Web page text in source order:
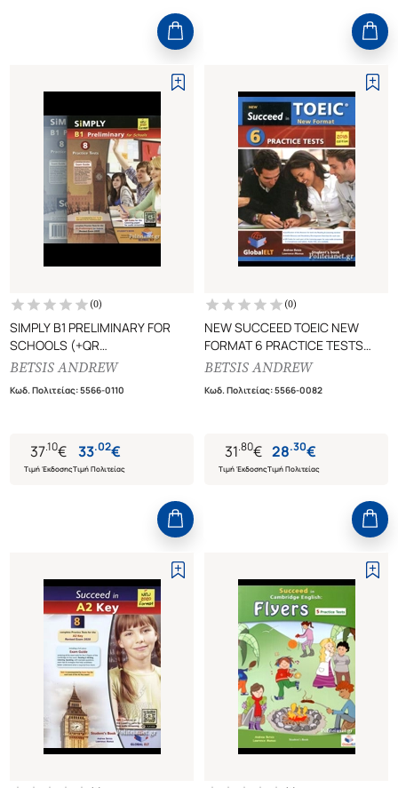
(0)
SIMPLY B1 PRELIMINARY FOR
SCHOOLS (+QR
CODES+STUDENT'S BOOK+CD)
TESTS (NEW 2020 FORMAT)
BETSIS ANDREW
Κωδ. Πολιτείας:5566-0110
37.10€
Τιμή Έκδοσης
33.02€
Τιμή Πολιτείας
(0)
NEW SUCCEED TOEIC NEW
FORMAT 6 PRACTICE TESTS
STUDENT'S BOOK (2018
BETSIS ANDREW
Κωδ. Πολιτείας:5566-0082
31.80€
Τιμή Έκδοσης
28.30€
Τιμή Πολιτείας